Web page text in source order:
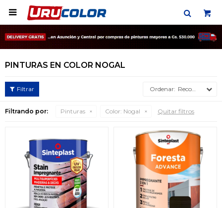

PINTURAS EN COLOR NOGAL
Recomendados
Filtrando por: Pinturas Color: Nogal Quitar filtros